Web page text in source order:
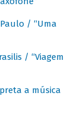
/ “Uma
/ “Viagem
a música